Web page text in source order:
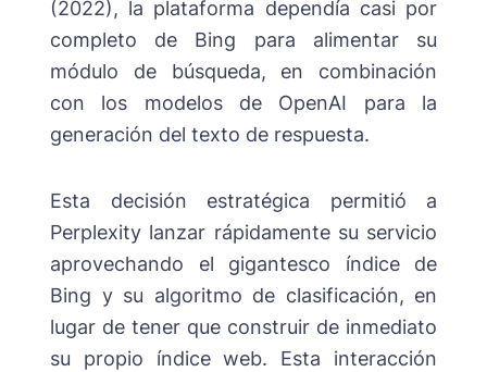
(2022), la plataforma dependía casi por
completo de Bing para alimentar su
módulo de búsqueda, en combinación
con los modelos de OpenAI para la
generación del texto de respuesta.
Esta decisión estratégica permitió a
Perplexity lanzar rápidamente su servicio
aprovechando el gigantesco índice de
Bing y su algoritmo de clasificación, en
lugar de tener que construir de inmediato
su propio índice web. Esta interacción